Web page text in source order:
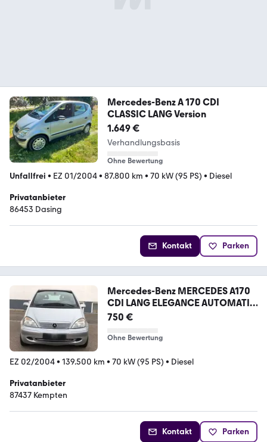
Mercedes-Benz A 170 CDI
CLASSIC LANG Version
1.649 €
Verhandlungsbasis
Ohne Bewertung
Unfallfrei • EZ 01/2004• 87.800 km • 70 kW (95 PS) • Diesel
Privatanbieter
86453 Dasing
Kontakt Parken
Mercedes-Benz MERCEDES A170
CDI LANG ELEGANCE AUTOMATIK
...
750 €
Ohne Bewertung
EZ 02/2004• 139.500 km • 70 kW (95 PS) • Diesel
Privatanbieter
87437 Kempten
Kontakt Parken